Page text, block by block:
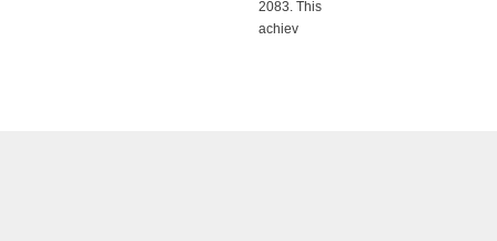
2083. This
achiev